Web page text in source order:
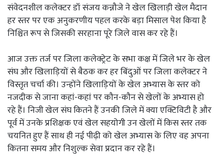
संवेदनशील कलेक्टर डॉ संजय कन्नौजे ने खेल खिलाड़ी खेल मैदान
हर स्तर पर एक अनुकरणीय पहल करके बड़ा मिसाल पेश किया है
निश्चित रूप से जिसकी सरहाना पूरे जिले वास कर रहे हैं।
आज उक्त तर्ज पर जिला कलेक्ट्रेट के सभा कक्ष में जिले भर के खेल
संघ और खिलाड़ियों से बैठक कर हर बिंदुओं पर जिला कलेक्टर ने
विस्तृत चर्चा की। उन्होंने खिलाड़ियों के खेल अभ्यास के स्तर को
नजदीक से जाना कहां-कहां पर कौन-कौन से खेलों के अभ्यास हो
रहे हैं। निजी खेल संघ कितने हैं उनकी जिले में क्या एक्टिविटी है और
पूर्व में उनके प्रशिक्षक एवं खेल सहयोगी उन खेलों में किस स्तर तक
चयनित हुए हैं साथ ही नई पीढ़ी को खेल अभ्यास के लिए वह अपना
कितना समय और निशुल्क सेवा प्रदान कर रहे हैं।